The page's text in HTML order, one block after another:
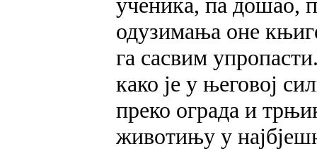
ученика, па дошао,
одузимања оне
га сасвим
како је у његовој
преко ограда и
животињу у